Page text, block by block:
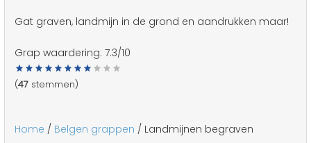
Gat graven, landmijn in de grond en aandrukken maar!
Grap waardering: 7.3/10
(47 stemmen)
Home / Belgen grappen / Landmijnen begraven